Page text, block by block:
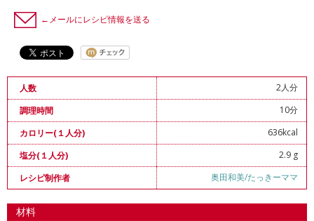
←メールにレシピ情報を送る
人数
2人分
調理時間
10分
カロリー(１人分)
636kcal
塩分(１人分)
2.9 g
レシピ制作者
奥田和美/たっきーママ
材料